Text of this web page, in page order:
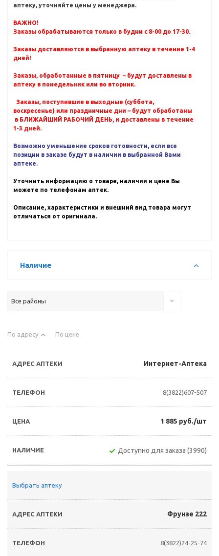
аптеку, уточняйте цены у менеджера.
ВАЖНО!
Заказы обрабатываются только в будни с 8-00 до 17-30.
Заказы доставляются в выбранную аптеку в течение 1-4
дней!
Заказы, обработанные в пятницу – будут доставлены в
аптеку в понедельник или во вторник.
Заказы, поступившие в выходные (суббота,
воскресенье) или праздничные дни – будут обработаны
в БЛИЖАЙШИЙ РАБОЧИЙ ДЕНЬ, и доставлены в течение
1-3 дней.
Возможно уменьшение сроков готовности, если все
позиции в заказе будут в наличии в выбранной Вами
аптеке.
Уточнить информацию о товаре, наличии и цене Вы
можете по телефонам аптек.
Описание, характеристики и внешний вид товара могут
отличаться от оригинала.
Наличие
Все районы
По адресу По цене
Интернет-Аптека
8(3822)607-507
1 885 руб./шт
Доступно для заказа (3990)
Выбрать аптеку
Фрунзе 222
8(3822)24-25-74